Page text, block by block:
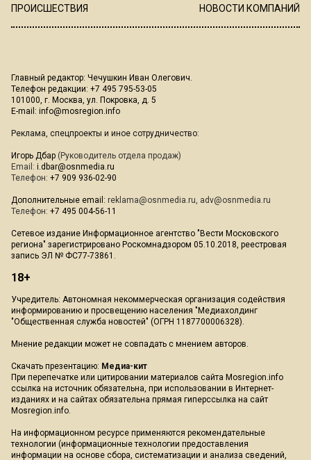
ПРОИСШЕСТВИЯ
НОВОСТИ КОМПАНИЙ
Главный редактор: Чечушкин Иван Олегович.
Телефон редакции: +7 495 795-53-05
101000, г. Москва, ул. Покровка, д. 5
E-mail: info@mosregion.info
Реклама, спецпроекты и иное сотрудничество:
Игорь Дбар (Руководитель отдела продаж)
Email: i.dbar@osnmedia.ru
Телефон: +7 909 936-02-90
Дополнительные email: reklama@osnmedia.ru, adv@osnmedia.ru
Телефон: +7 495 004-56-11
Сетевое издание Информационное агентство "Вести Московского
региона" зарегистрировано Роскомнадзором 05.10.2018, реестровая
запись ЭЛ № ФС77-73861.
18+
Учредитель: Автономная некоммерческая организация содействия
информированию и просвещению населения "Медиахолдинг
"Общественная служба новостей" (ОГРН 1187700006328).
Мнение редакции может не совпадать с мнением авторов.
Скачать презентацию: Медиа-кит
При перепечатке или цитировании материалов сайта Mosregion.info
ссылка на источник обязательна, при использовании в Интернет-
изданиях и на сайтах обязательна прямая гиперссылка на сайт
Mosregion.info.
На информационном ресурсе применяются рекомендательные
технологии (информационные технологии предоставления
информации на основе сбора, систематизации и анализа сведений,